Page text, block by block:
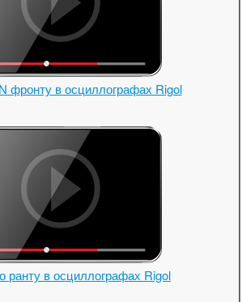
фронту в осциллографах Rigol
ранту в осциллографах Rigol